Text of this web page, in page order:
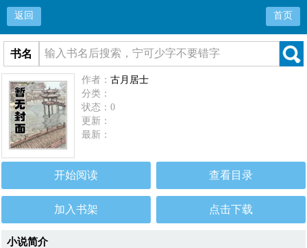
返回 首页
书名
作者：古月居士
分类：
状态：0
更新：
最新：
开始阅读 查看目录
加入书架 点击下载
小说简介